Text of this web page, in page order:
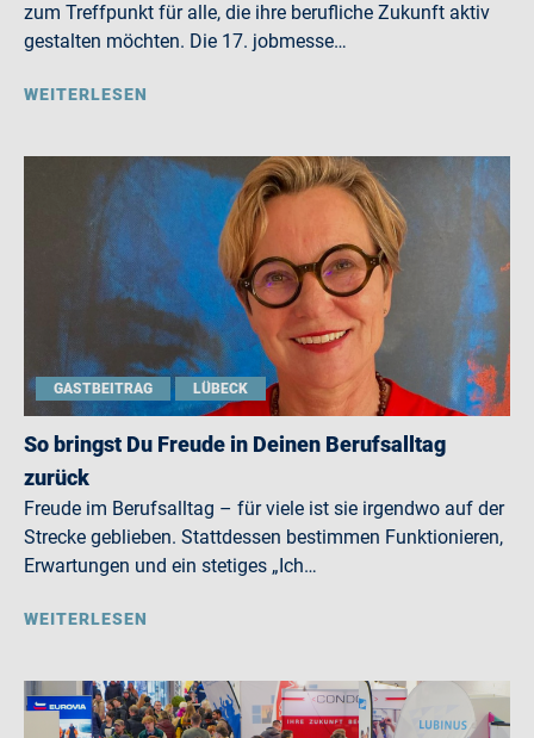
zum Treffpunkt für alle, die ihre berufliche Zukunft aktiv
gestalten möchten. Die 17. jobmesse…
WEITERLESEN
GASTBEITRAG LÜBECK
So bringst Du Freude in Deinen Berufsalltag
zurück
Freude im Berufsalltag – für viele ist sie irgendwo auf der
Strecke geblieben. Stattdessen bestimmen Funktionieren,
Erwartungen und ein stetiges „Ich…
WEITERLESEN